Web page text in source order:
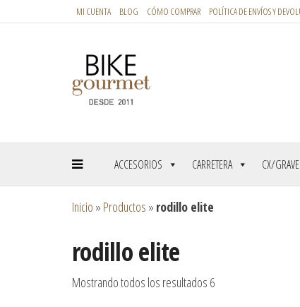
MI CUENTA BLOG CÓMO COMPRAR POLÍTICA DE ENVÍOS Y
ACCESORIOS CARRETERA CX/
Inicio » Productos » rodillo elite
rodillo elite
Mostrando todos los resultados 6